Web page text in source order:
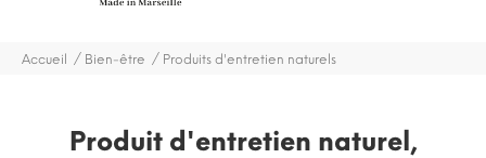
Accueil Bien-être Produits d'entretien naturels
Produit d'entretien naturel,